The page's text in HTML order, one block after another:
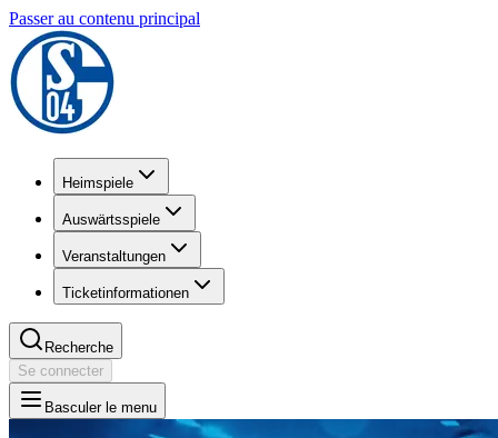
Passer au contenu principal
Heimspiele
Auswärtsspiele
Veranstaltungen
Ticketinformationen
Recherche
Se connecter
Basculer le menu